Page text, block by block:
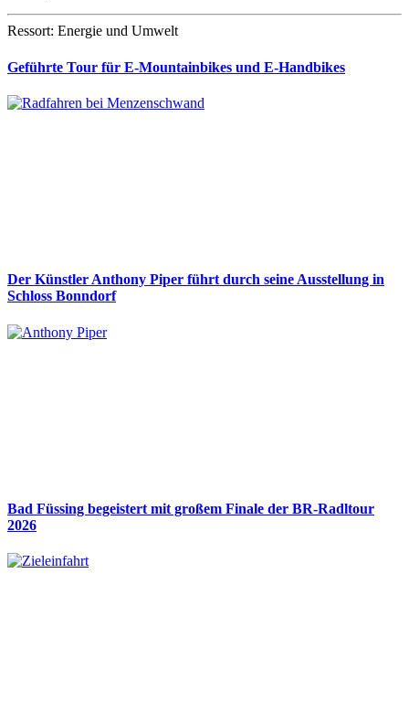
Ressort: Energie und Umwelt
Geführte Tour für E-Mountainbikes und E-Handbikes
Der Künstler Anthony Piper führt durch seine Ausstellung in
Schloss Bonndorf
Bad Füssing begeistert mit großem Finale der BR-Radltour
2026